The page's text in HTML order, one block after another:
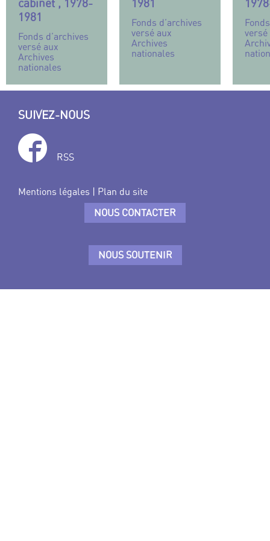
cabinet , 1978-
1981
Fonds d’archives
versé aux
Archives
nationales
1981
Fonds d’archives
versé aux
Archives
nationales
versé
SUIVEZ-NOUS
RSS
Mentions légales | Plan du site
NOUS CONTACTER
NOUS SOUTENIR